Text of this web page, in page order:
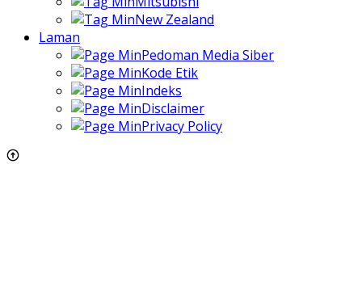
New Zealand
Laman
Pedoman Media Siber
Kode Etik
Indeks
Disclaimer
Privacy Policy